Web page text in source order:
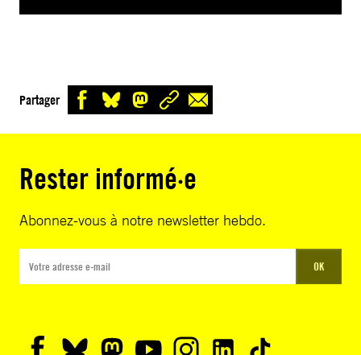
Partager
Rester informé·e
Abonnez-vous à notre newsletter hebdo.
OK